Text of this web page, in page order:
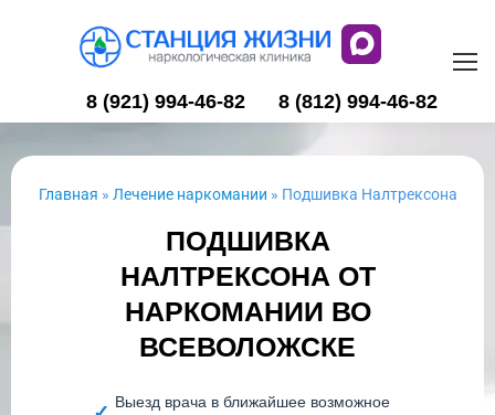
8 (921) 994-46-82 8 (812) 994-46-82
Главная » Лечение наркомании » Подшивка Налтрексона
ПОДШИВКА
НАЛТРЕКСОНА ОТ
НАРКОМАНИИ ВО
ВСЕВОЛОЖСКЕ
Выезд врача в ближайшее возможное